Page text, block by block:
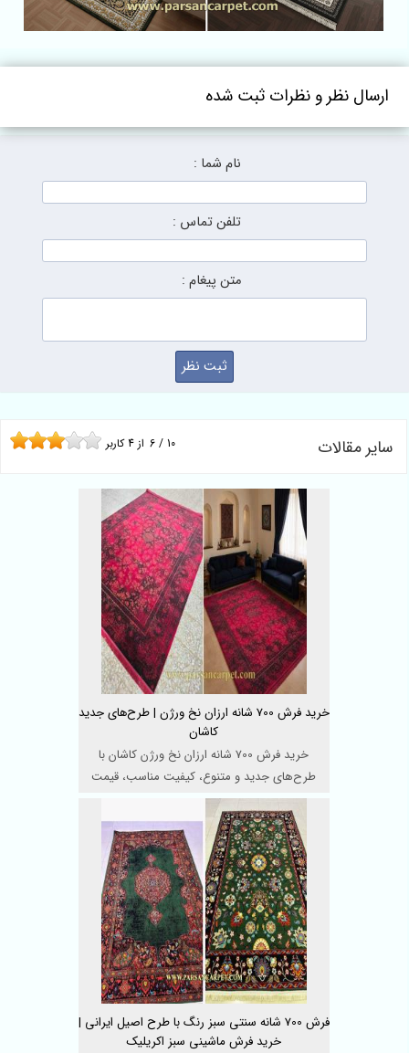
ارسال نظر و نظرات ثبت شده
نام شما :
تلفن تماس :
متن پیغام :
سایر مقالات 6 / 10 از 4کاربر
خرید فرش 700 شانه ارزان نخ ورژن | طرح‌های جدید
کاشان
خرید فرش 700 شانه ارزان نخ ورژن کاشان با
طرح‌های جدید و متنوع، کیفیت مناسب، قیمت
اقتصادی و طر ...
فرش 700 شانه سنتی سبز رنگ با طرح اصیل ایرانی |
خرید فرش ماشینی سبز اکریلیک